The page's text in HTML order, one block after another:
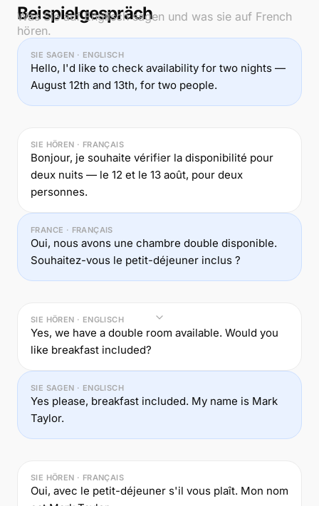
Beispielgespräch
Was Sie auf Englisch sagen und was sie auf French
hören.
SIE SAGEN · ENGLISCH
Hello, I'd like to check availability for two nights —
August 12th and 13th, for two people.
SIE HÖREN · FRANÇAIS
Bonjour, je souhaite vérifier la disponibilité pour
deux nuits — le 12 et le 13 août, pour deux
personnes.
FRANCE · FRANÇAIS
Oui, nous avons une chambre double disponible.
Souhaitez-vous le petit-déjeuner inclus ?
SIE HÖREN · ENGLISCH
Yes, we have a double room available. Would you
like breakfast included?
SIE SAGEN · ENGLISCH
Yes please, breakfast included. My name is Mark
Taylor.
SIE HÖREN · FRANÇAIS
Oui, avec le petit-déjeuner s'il vous plaît. Mon nom